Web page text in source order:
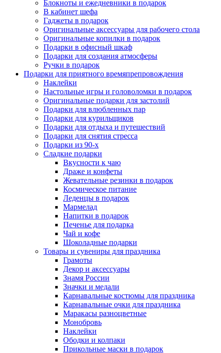
Блокноты и ежедневники в подарок
В кабинет шефа
Гаджеты в подарок
Оригинальные аксессуары для рабочего стола
Оригинальные копилки в подарок
Подарки в офисный шкаф
Подарки для создания атмосферы
Ручки в подарок
Подарки для приятного времяпрепровождения
Наклейки
Настольные игры и головоломки в подарок
Оригинальные подарки для застолий
Подарки для влюбленных пар
Подарки для курильщиков
Подарки для отдыха и путешествий
Подарки для снятия стресса
Подарки из 90-х
Сладкие подарки
Вкусности к чаю
Драже и конфеты
Жевательные резинки в подарок
Космическое питание
Леденцы в подарок
Мармелад
Напитки в подарок
Печенье для подарка
Чай и кофе
Шоколадные подарки
Товары и сувениры для праздника
Грамоты
Декор и аксессуары
Знамя России
Значки и медали
Карнавальные костюмы для праздника
Карнавальные очки для праздника
Маракасы разноцветные
Монобровь
Наклейки
Ободки и колпаки
Прикольные маски в подарок